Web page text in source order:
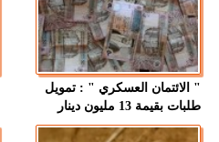
" الائتمان العسكري " : تمويل
طلبات بقيمة 13 مليون دينار